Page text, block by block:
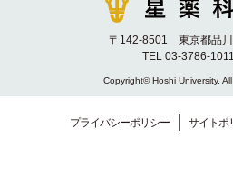
〒142-8501 東京都品川
TEL 03-3786-
Copyright© Hoshi University.
プライバシーポリシー サイトポ